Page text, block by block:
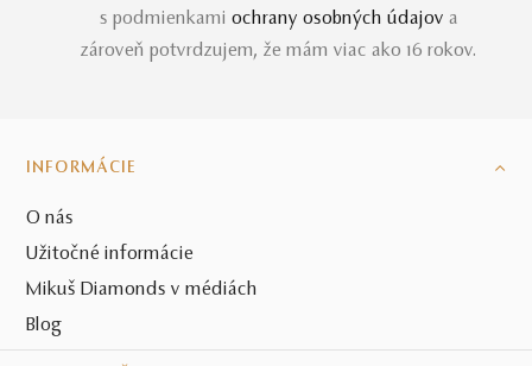
s podmienkami ochrany osobných údajov a
zároveň potvrdzujem, že mám viac ako 16 rokov.
INFORMÁCIE
O nás
Užitočné informácie
Mikuš Diamonds v médiách
Blog